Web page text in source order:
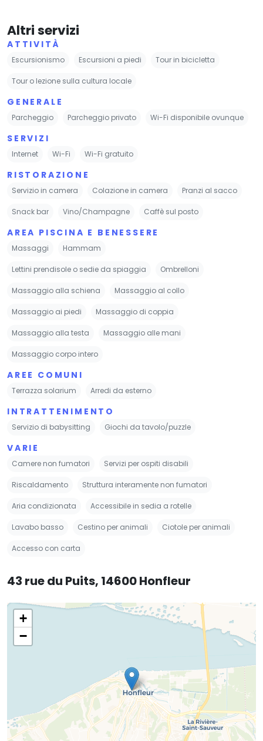
Altri servizi
ATTIVITÀ
Escursionismo Escursioni a piedi Tour in bicicletta
Tour o lezione sulla cultura locale
GENERALE
Parcheggio Parcheggio privato Wi-Fi disponibile ovunque
SERVIZI
Internet Wi-Fi Wi-Fi gratuito
RISTORAZIONE
Servizio in camera Colazione in camera Pranzi al sacco
Snack bar Vino/Champagne Caffè sul posto
AREA PISCINA E BENESSERE
Massaggi Hammam
Lettini prendisole o sedie da spiaggia Ombrelloni
Massaggio alla schiena Massaggio al collo
Massaggio ai piedi Massaggio di coppia
Massaggio alla testa Massaggio alle mani
Massaggio corpo intero
AREE COMUNI
Terrazza solarium Arredi da esterno
INTRATTENIMENTO
Servizio di babysitting Giochi da tavolo/puzzle
VARIE
Camere non fumatori Servizi per ospiti disabili
Riscaldamento Struttura interamente non fumatori
Aria condizionata Accessibile in sedia a rotelle
Lavabo basso Cestino per animali Ciotole per animali
Accesso con carta
43 rue du Puits, 14600 Honfleur
+
−